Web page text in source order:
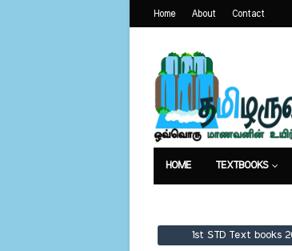
Home About Contact
HOME TEXTBOOKS
1st STD Text books